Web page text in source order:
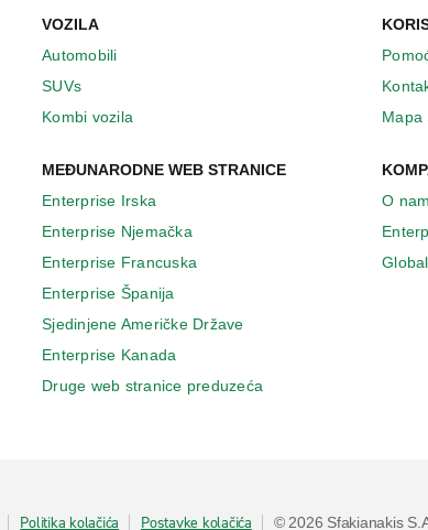
VOZILA
Automobili
SUVs
Kombi vozila
MEĐUNARODNE WEB STRANICE
Enterprise Irska
Enterprise Njemačka
Enterprise Francuska
Enterprise Španija
Sjedinjene Američke Države
Enterprise Κanada
Druge web stranice preduzeća
Mapa
O
Politika kolačića Postavke kolačića © 2026 Sfakianakis